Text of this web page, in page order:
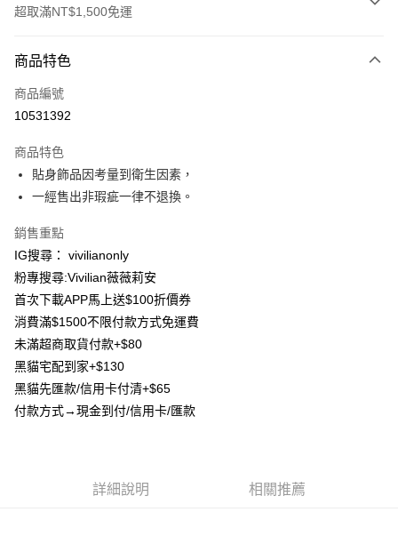
超取滿NT$1,500免運
信用卡一次付款
信用卡分期付款
合作金庫商業銀行
華南商業銀行
上海商業儲蓄銀行
臺灣中小企業銀行
匯豐（台灣）商業銀行
聯邦商業銀行
元大商業銀行
台新國際商業銀行
台灣樂天信用卡公司
超商取貨付款
LINE Pay
Apple Pay
街口支付
悠遊付
Google Pay
大哥付你分期
相關說明
【大哥付你分期使用說明】
3.實際核准額度、可分期數及費用金額請依後續交易確認頁面所載為準。
AFTEE先享後付
商品特色
商品編號
10531392
商品特色
貼身飾品因考量到衛生因素，
一經售出非瑕疵一律不退換。
銷售重點
IG搜尋： vivilianonly
粉專搜尋:Vivilian薇薇莉安
首次下載APP馬上送$100折價券
消費滿$1500不限付款方式免運費
未滿超商取貨付款+$80
黑貓宅配到家+$130
黑貓先匯款/信用卡付清+$65
付款方式→現金到付/信用卡/匯款
詳細說明 相關推薦